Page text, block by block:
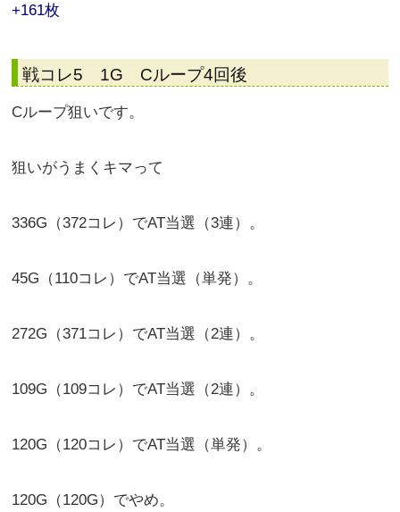
+161枚
戦コレ5 1G Cループ4回後
Cループ狙いです。
狙いがうまくキマって
336G（372コレ）でAT当選（3連）。
45G（110コレ）でAT当選（単発）。
272G（371コレ）でAT当選（2連）。
109G（109コレ）でAT当選（2連）。
120G（120コレ）でAT当選（単発）。
120G（120G）でやめ。